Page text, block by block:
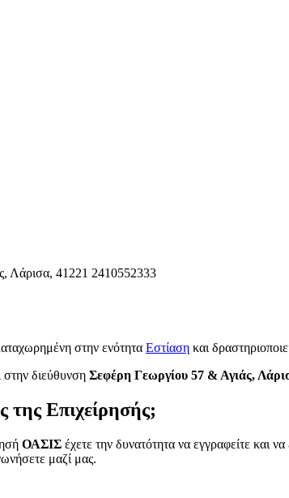
Λάρισα, 41221 2410552333
στην ενότητα Εστίαση και
στην διεύθυνση Σεφέρη Γεωργίου 57 & Αγιάς,
της Επιχείρησής;
ΟΑΣΙΣ έχετε την δυνατότητα να εγγραφείτε και
μαζί μας.